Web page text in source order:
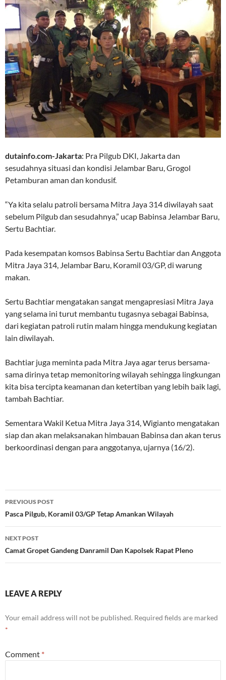
dutainfo.com-Jakarta: Pra Pilgub DKI, Jakarta dan
sesudahnya situasi dan kondisi Jelambar Baru, Grogol
Petamburan aman dan kondusif.
“Ya kita selalu patroli bersama Mitra Jaya 314 diwilayah saat
sebelum Pilgub dan sesudahnya,” ucap Babinsa Jelambar Baru,
Sertu Bachtiar.
Pada kesempatan komsos Babinsa Sertu Bachtiar dan Anggota
Mitra Jaya 314, Jelambar Baru, Koramil 03/GP, di warung
makan.
Sertu Bachtiar mengatakan sangat mengapresiasi Mitra Jaya
yang selama ini turut membantu tugasnya sebagai Babinsa,
dari kegiatan patroli rutin malam hingga mendukung kegiatan
lain diwilayah.
Bachtiar juga meminta pada Mitra Jaya agar terus bersama-
sama dirinya tetap memonitoring wilayah sehingga lingkungan
kita bisa tercipta keamanan dan ketertiban yang lebih baik lagi,
tambah Bachtiar.
Sementara Wakil Ketua Mitra Jaya 314, Wigianto mengatakan
siap dan akan melaksanakan himbauan Babinsa dan akan terus
berkoordinasi dengan para anggotanya, ujarnya (16/2).
Post
navigation
PREVIOUS POST
Pasca Pilgub, Koramil 03/GP Tetap Amankan Wilayah
NEXT POST
Camat Gropet Gandeng Danramil Dan Kapolsek Rapat Pleno
LEAVE A REPLY
Your email address will not be published. Required fields are marked
*
Comment *